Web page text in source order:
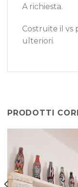
A richiesta.
Costruite il vs
ulteriori.
PRODOTTI